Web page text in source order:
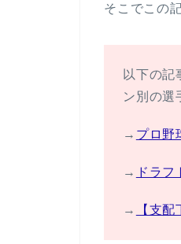
そこでこの
以下の
ン別の選
→ プロ野
→ ドラ
→ 【支